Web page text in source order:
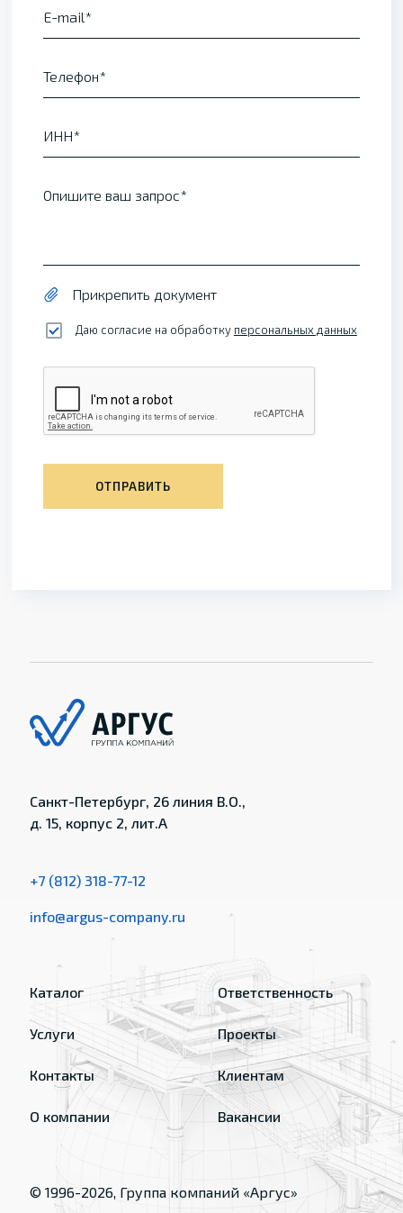
E-mail
Телефон
ИНН
Опишите ваш запрос
Прикрепить документ
Даю согласие на обработку персональных данных
ОТПРАВИТЬ
Санкт-Петербург, 26 линия В.О.,
д. 15, корпус 2, лит.А
+7 (812) 318-77-12
info@argus-company.ru
Каталог
Услуги
Контакты
О компании
Ответственность
Проекты
Клиентам
Вакансии
© 1996-2026, Группа компаний «Аргус»